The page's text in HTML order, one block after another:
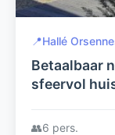
📍Hallé
Betaalbaar
sfeervol
👥6 pers.